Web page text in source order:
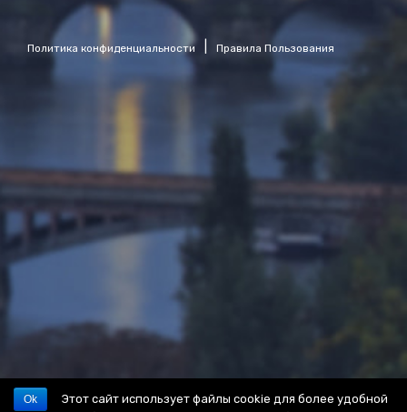
Политика конфиденциальности Правила Пользования
Этот сайт использует файлы cookie для более удобной
Ok